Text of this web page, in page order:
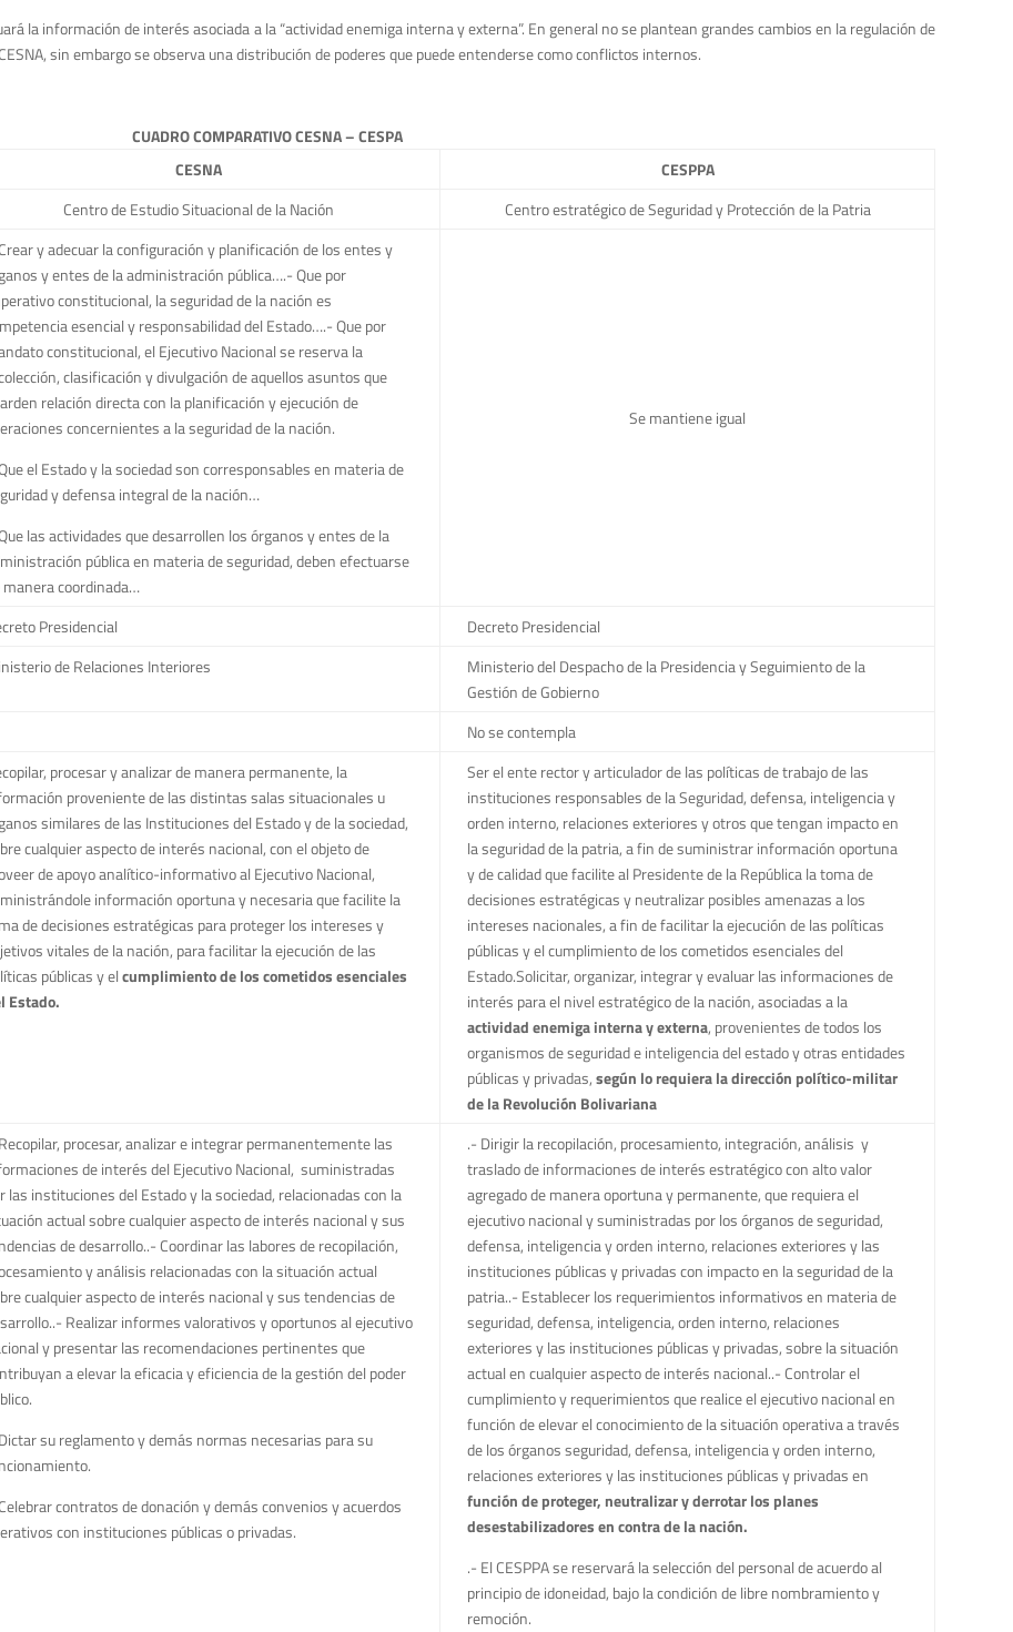
la información de interés asociada a la “actividad enemiga interna y externa”. En general no se plantean grandes cambios en la regulación de
sin embargo se observa una distribución de poderes que puede entenderse como conflictos internos.
CUADRO COMPARATIVO CESNA – CESPA
CESNA
CESPPA
Centro de Estudio Situacional de la Nación Centro estratégico de Seguridad y Protección de la Patria
y adecuar la configuración y planificación de los entes y
y entes de la administración pública….- Que por
constitucional, la seguridad de la nación es
esencial y responsabilidad del Estado….- Que por
constitucional, el Ejecutivo Nacional se reserva la
clasificación y divulgación de aquellos asuntos que
relación directa con la planificación y ejecución de
concernientes a la seguridad de la nación.
el Estado y la sociedad son corresponsables en materia de
y defensa integral de la nación…
las actividades que desarrollen los órganos y entes de la
pública en materia de seguridad, deben efectuarse
manera coordinada…
Se mantiene igual
Presidencial Decreto Presidencial
de Relaciones Interiores
Ministerio del Despacho de la Presidencia y Seguimiento de la
Gestión de Gobierno
No se contempla
procesar y analizar de manera permanente, la
proveniente de las distintas salas situacionales u
similares de las Instituciones del Estado y de la sociedad,
cualquier aspecto de interés nacional, con el objeto de
de apoyo analítico-informativo al Ejecutivo Nacional,
información oportuna y necesaria que facilite la
de decisiones estratégicas para proteger los intereses y
vitales de la nación, para facilitar la ejecución de las
públicas y elcumplimiento de los cometidos esenciales
Estado.
Ser el ente rector y articulador de las políticas de trabajo de las
instituciones responsables de la Seguridad, defensa, inteligencia y
orden interno, relaciones exteriores y otros que tengan impacto en
la seguridad de la patria, a fin de suministrar información oportuna
y de calidad que facilite al Presidente de la República la toma de
decisiones estratégicas y neutralizar posibles amenazas a los
intereses nacionales, a fin de facilitar la ejecución de las políticas
públicas y el cumplimiento de los cometidos esenciales del
Estado.Solicitar, organizar, integrar y evaluar las informaciones de
interés para el nivel estratégico de la nación, asociadas a la
actividad enemiga interna y externa, provenientes de todos los
organismos de seguridad e inteligencia del estado y otras entidades
públicas y privadas,según lo requiera la dirección político-militar
de la Revolución Bolivariana
procesar, analizar e integrar permanentemente las
de interés del Ejecutivo Nacional, suministradas
las instituciones del Estado y la sociedad, relacionadas con la
actual sobre cualquier aspecto de interés nacional y sus
de desarrollo..- Coordinar las labores de recopilación,
y análisis relacionadas con la situación actual
cualquier aspecto de interés nacional y sus tendencias de
Realizar informes valorativos y oportunos al ejecutivo
y presentar las recomendaciones pertinentes que
a elevar la eficacia y eficiencia de la gestión del poder
su reglamento y demás normas necesarias para su
contratos de donación y demás convenios y acuerdos
con instituciones públicas o privadas.
.- Dirigir la recopilación, procesamiento, integración, análisis y
traslado de informaciones de interés estratégico con alto valor
agregado de manera oportuna y permanente, que requiera el
ejecutivo nacional y suministradas por los órganos de seguridad,
defensa, inteligencia y orden interno, relaciones exteriores y las
instituciones públicas y privadas con impacto en la seguridad de la
patria..- Establecer los requerimientos informativos en materia de
seguridad, defensa, inteligencia, orden interno, relaciones
exteriores y las instituciones públicas y privadas, sobre la situación
actual en cualquier aspecto de interés nacional..- Controlar el
cumplimiento y requerimientos que realice el ejecutivo nacional en
función de elevar el conocimiento de la situación operativa a través
de los órganos seguridad, defensa, inteligencia y orden interno,
relaciones exteriores y las instituciones públicas y privadas en
función de proteger, neutralizar y derrotar los planes
desestabilizadores en contra de la nación.
.- El CESPPA se reservará la selección del personal de acuerdo al
principio de idoneidad, bajo la condición de libre nombramiento y
remoción.